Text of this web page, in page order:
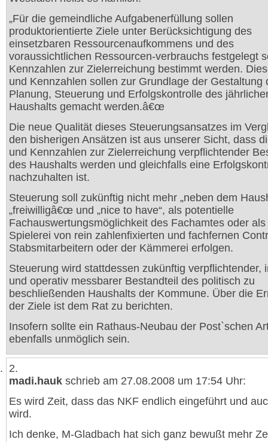
„Für die gemeindliche Aufgabenerfüllung sollen
produktorientierte Ziele unter Berücksichtigung des
einsetzbaren Ressourcenaufkommens und des
voraussichtlichen Ressourcen-verbrauchs festgelegt
Kennzahlen zur Zielerreichung bestimmt werden.
und Kennzahlen sollen zur Grundlage der Gestaltung
Planung, Steuerung und Erfolgskontrolle des
Haushalts gemacht werden.â€œ
Die neue Qualität dieses Steuerungsansatzes im
den bisherigen Ansätzen ist aus unserer Sicht, dass
und Kennzahlen zur Zielerreichung verpflichtender
des Haushalts werden und gleichfalls eine
nachzuhalten ist.
Steuerung soll zukünftig nicht mehr „neben dem
„freiwilligâ€œ und „nice to have“, als potentielle
Fachauswertungsmöglichkeit des Fachamtes oder als
Spielerei von rein zahlenfixierten und fachfernen
Stabsmitarbeitern oder der Kämmerei erfolgen.
Steuerung wird stattdessen zukünftig verpflichtender,
und operativ messbarer Bestandteil des politisch zu
beschließenden Haushalts der Kommune. Über die
der Ziele ist dem Rat zu berichten.
Insofern sollte ein Rathaus-Neubau der Post`schen
ebenfalls unmöglich sein.
2.
madi.hauk schrieb am 27.08.2008 um 17:54 Uhr:
Es wird Zeit, dass das NKF endlich eingeführt und
wird.
Ich denke, M-Gladbach hat sich ganz bewußt mehr